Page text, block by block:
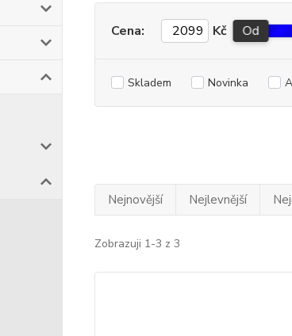
Cena: Kč Od
Skladem Novinka
Nejnovější Nejlevnější
Zobrazuji 1-3 z 3